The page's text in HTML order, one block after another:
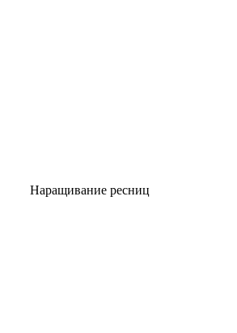
Наращивание ресниц